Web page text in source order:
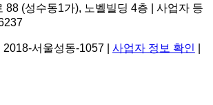
88 (성수동1가), 노벨빌딩 4층 | 사업자 등
2018-서울성동-1057 사업자 정보 확인